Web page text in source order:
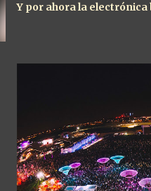
Y por ahora la